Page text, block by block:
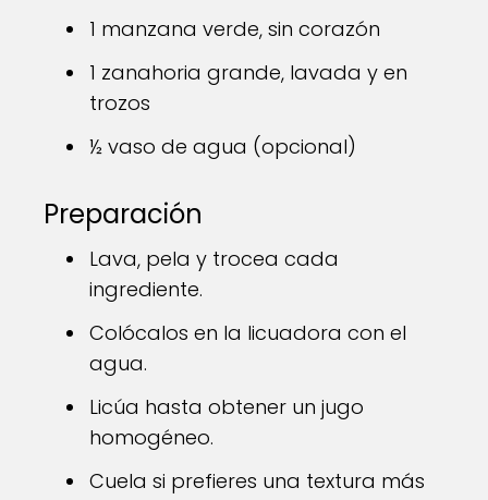
1 manzana verde, sin corazón
1 zanahoria grande, lavada y en
trozos
½ vaso de agua (opcional)
Preparación
Lava, pela y trocea cada
ingrediente.
Colócalos en la licuadora con el
agua.
Licúa hasta obtener un jugo
homogéneo.
Cuela si prefieres una textura más